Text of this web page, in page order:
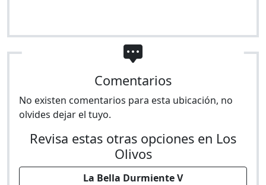
Comentarios
No existen comentarios para esta ubicación, no
olvides dejar el tuyo.
Revisa estas otras opciones en Los
Olivos
La Bella Durmiente V